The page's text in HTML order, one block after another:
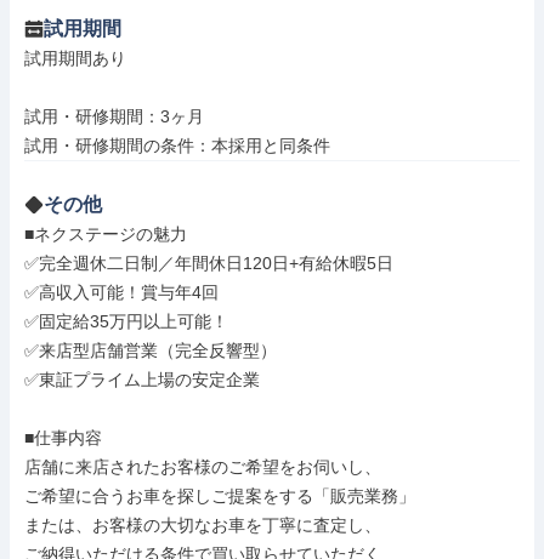
試用期間
試用期間あり
試用・研修期間：3ヶ月
その他
■ネクステージの魅力
✅完全週休二日制／年間休日120日+有給休暇5日
✅高収入可能！賞与年4回
✅固定給35万円以上可能！
✅来店型店舗営業（完全反響型）
✅東証プライム上場の安定企業
■仕事内容
店舗に来店されたお客様のご希望をお伺いし、
ご希望に合うお車を探しご提案をする「販売業務」
または、お客様の大切なお車を丁寧に査定し、
ご納得いただける条件で買い取らせていただく